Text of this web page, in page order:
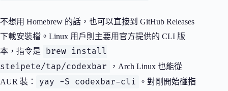
不想用 Homebrew 的話，也可以直接到 GitHub Releases
下載安裝檔。Linux 用戶則主要用官方提供的 CLI 版
本，指令是
brew install
steipete/tap/codexbar
，Arch Linux 也能從
AUR 裝：
yay -S codexbar-cli
。對剛開始碰指